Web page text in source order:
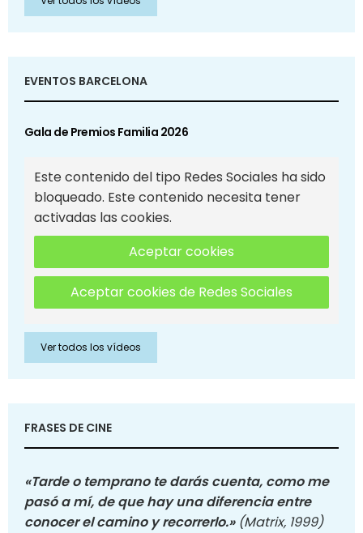
EVENTOS BARCELONA
Gala de Premios Familia 2026
Este contenido del tipo Redes Sociales ha sido
bloqueado. Este contenido necesita tener
activadas las cookies.
Aceptar cookies
Aceptar cookies de Redes Sociales
Ver todos los vídeos
FRASES DE CINE
«Tarde o temprano te darás cuenta, como me
pasó a mí, de que hay una diferencia entre
conocer el camino y recorrerlo.» (Matrix, 1999)